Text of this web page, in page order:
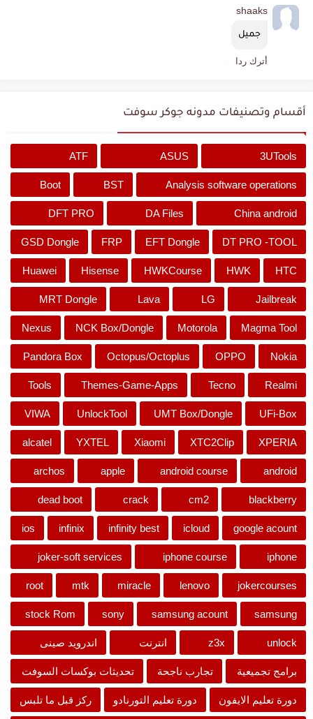
shaaks
جميل
أترك ردا
أقسام وتصنيفات مدونه جوكر سوفت
3UTools
ASUS
ATF
Analysis software operations
BST
Boot
China android
DA Files
DFT PRO
DT PRO -TOOL
EFT Dongle
FRP
GSD Dongle
HTC
HWK
HWKCourse
Hisense
Huawei
Jailbreak
LG
Lava
MRT Dongle
Magma Tool
Motorola
NCK Box/Dongle
Nexus
Nokia
OPPO
Octopus/Octoplus
Pandora Box
Realmi
Tecno
Themes-Game-Apps
Tools
UFi-Box
UMT Box/Dongle
UnlockTool
VIWA
XPERIA
XTC2Clip
Xiaomi
YXTEL
alcatel
android
android course
apple
archos
blackberry
cm2
crack
dead boot
google acount
icloud
infinity best
infinix
ios
iphone
iphone course
joker-soft services
jokercourses
lenovo
miracle
mtk
root
samsung
samsung acount
sony
stock Rom
unlock
z3x انترنت اندرويد صينى
برامج تجميعية تجارب ناجحة تحديثات بوكسات السوفت
دورة تعليم الايفون دورة تعليم التورنادو ركز قبل ما تلبس